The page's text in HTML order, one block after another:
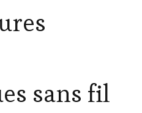
sans fil